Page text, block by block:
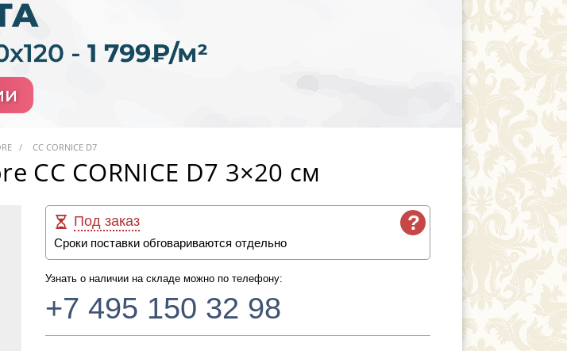
CC CORNICE D7
CC CORNICE D7 3×20 см
?
Под заказ
Сроки поставки обговариваются отдельно
Узнать о наличии на складе можно по телефону:
+7 495 150 32 98